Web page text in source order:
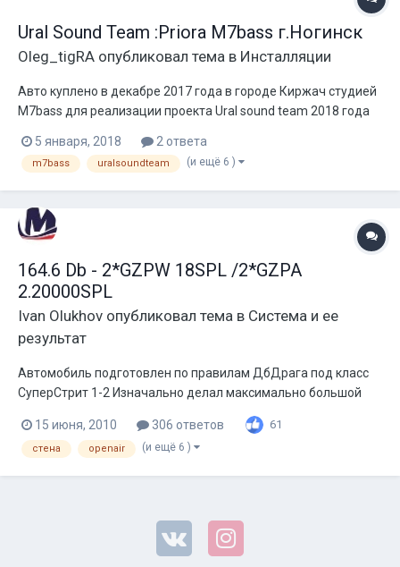
Ural Sound Team :Priora M7bass г.Ногинск
Oleg_tigRA опубликовал тема в Инсталляции
Авто куплено в декабре 2017 года в городе Киржач студией
M7bass для реализации проекта Ural sound team 2018 года
не зачем. Будет вариться каркас, протягиваться десятки
метров силовых проводов, будут изготовлены дверные
обшивки под громкий...
5 января, 2018 2 ответа
m7bass uralsoundteam (и ещё 6 )
164.6 Db - 2*GZPW 18SPL /2*GZPA
2.20000SPL
Ivan Olukhov опубликовал тема в Система и ее
результат
Автомобиль подготовлен по правилам ДбДрага под класс
СуперСтрит 1-2 Изначально делал максимально большой
ящик, который возможно было туда уместить, в итоге вышло
500 литров чистого объема. Боевая частота 74 Гц.
Оборудование: Сабвуферы GZPW 18SPL 2 шт Усилители
15 июня, 2010 306 ответов 61
стена openair (и ещё 6 )